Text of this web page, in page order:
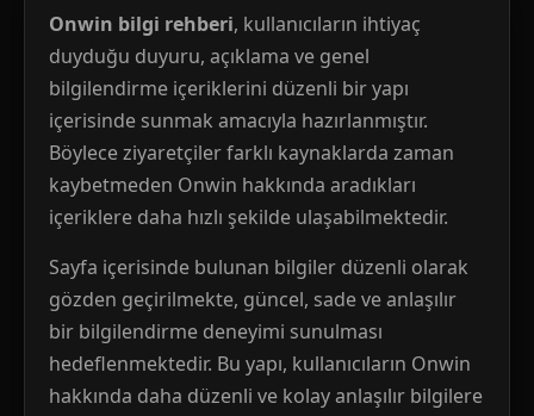
Onwin bilgi rehberi, kullanıcıların ihtiyaç
duyduğu duyuru, açıklama ve genel
bilgilendirme içeriklerini düzenli bir yapı
içerisinde sunmak amacıyla hazırlanmıştır.
Böylece ziyaretçiler farklı kaynaklarda zaman
kaybetmeden Onwin hakkında aradıkları
içeriklere daha hızlı şekilde ulaşabilmektedir.
Sayfa içerisinde bulunan bilgiler düzenli olarak
gözden geçirilmekte, güncel, sade ve anlaşılır
bir bilgilendirme deneyimi sunulması
hedeflenmektedir. Bu yapı, kullanıcıların Onwin
hakkında daha düzenli ve kolay anlaşılır bilgilere